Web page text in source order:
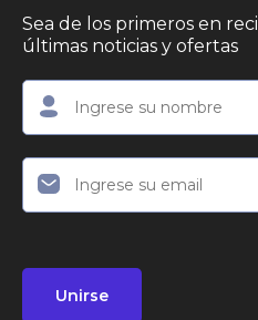
Sea de los primeros en
últimas noticias y ofertas
Unirse